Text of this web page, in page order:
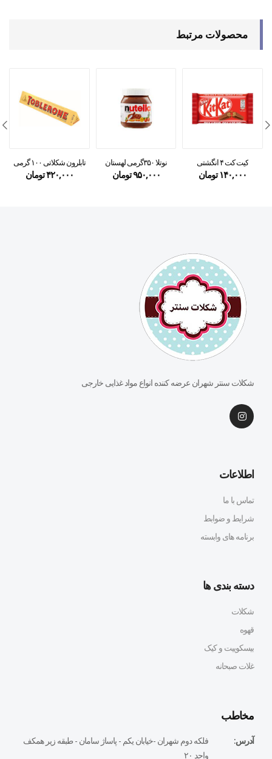
محصولات مرتبط
کیت کت ۴ انگشتی
۱۴۰,۰۰۰ تومان
نوتلا ۳۵۰گرمی لهستان
۹۵۰,۰۰۰تومان
تابلرون شکلاتی ۱۰۰ گرمی
۴۲۰,۰۰۰تومان
شکلات سنتر شهران عرضه کننده انواع مواد غذایی خارجی
اطلاعات
تماس با ما
شرایط و ضوابط
برنامه های وابسته
دسته بندی ها
شکلات
قهوه
بیسکوییت و کیک
غلات صبحانه
مخاطب
آدرس:
فلكه دوم شهران -خيابان يكم - پاساژ سامان - طبقه زير همكف
واحد ٢٠